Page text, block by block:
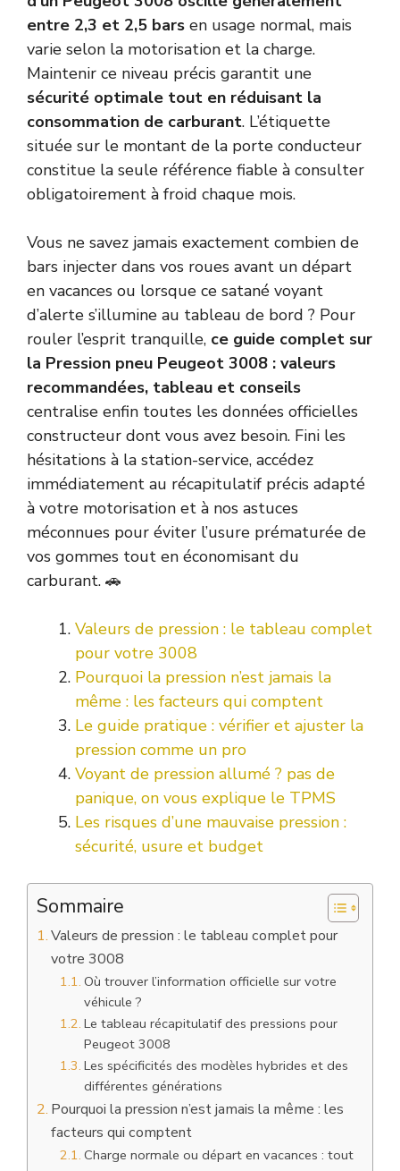
entre 2,3 et 2,5 bars en usage normal, mais
varie selon la motorisation et la charge.
Maintenir ce niveau précis garantit une
sécurité optimale tout en réduisant la
consommation de carburant. L’étiquette
située sur le montant de la porte conducteur
constitue la seule référence fiable à consulter
obligatoirement à froid chaque mois.
Vous ne savez jamais exactement combien de
bars injecter dans vos roues avant un départ
en vacances ou lorsque ce satané voyant
d’alerte s’illumine au tableau de bord ? Pour
rouler l’esprit tranquille, ce guide complet sur
la Pression pneu Peugeot 3008 : valeurs
recommandées, tableau et conseils
centralise enfin toutes les données officielles
constructeur dont vous avez besoin. Fini les
hésitations à la station-service, accédez
immédiatement au récapitulatif précis adapté
à votre motorisation et à nos astuces
méconnues pour éviter l’usure prématurée de
vos gommes tout en économisant du
carburant. 🚗
Valeurs de pression : le tableau complet
pour votre 3008
Pourquoi la pression n’est jamais la
même : les facteurs qui comptent
Le guide pratique : vérifier et ajuster la
pression comme un pro
Voyant de pression allumé ? pas de
panique, on vous explique le TPMS
Les risques d’une mauvaise pression :
sécurité, usure et budget
Sommaire
Valeurs de pression : le tableau complet pour
votre 3008
Où trouver l’information officielle sur votre
véhicule ?
Le tableau récapitulatif des pressions pour
Peugeot 3008
Les spécificités des modèles hybrides et des
différentes générations
Pourquoi la pression n’est jamais la même : les
facteurs qui comptent
Charge normale ou départ en vacances : tout